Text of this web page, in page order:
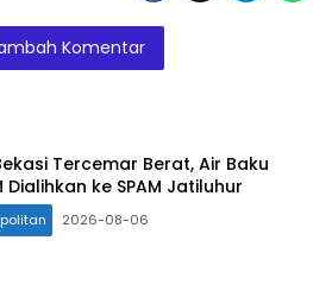
Komentar
Tercemar Berat, Air Baku
Dialihkan ke SPAM Jatiluhur
2026-08-06